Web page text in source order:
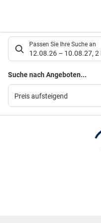
Suchlistenseite
Passen Sie Ihre Suche an
12.08.26 – 10.08.27, 2
Suche nach Angeboten...
Preis aufsteigend